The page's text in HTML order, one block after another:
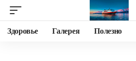
Здоровье Галерея Полезно